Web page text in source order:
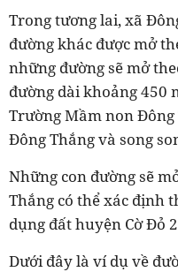
Trong tương lai, xã
đường khác được mở
những đường sẽ mở
đường dài khoảng 450
Trường Mầm non Đông
Đông Thắng và song
Những con đường sẽ
Thắng có thể xác định
dụng đất huyện Cờ Đỏ
Dưới đây là ví dụ về